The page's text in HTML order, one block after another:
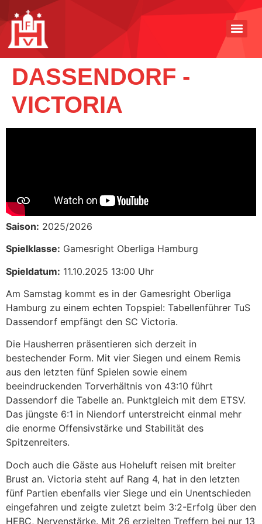
DASSENDORF -
VICTORIA
Saison: 2025/2026
Spielklasse: Gamesright Oberliga Hamburg
Spieldatum: 11.10.2025 13:00 Uhr
Am Samstag kommt es in der Gamesright Oberliga
Hamburg zu einem echten Topspiel: Tabellenführer TuS
Dassendorf empfängt den SC Victoria.
Die Hausherren präsentieren sich derzeit in
bestechender Form. Mit vier Siegen und einem Remis
aus den letzten fünf Spielen sowie einem
beeindruckenden Torverhältnis von 43:10 führt
Dassendorf die Tabelle an. Punktgleich mit dem ETSV.
Das jüngste 6:1 in Niendorf unterstreicht einmal mehr
die enorme Offensivstärke und Stabilität des
Spitzenreiters.
Doch auch die Gäste aus Hoheluft reisen mit breiter
Brust an. Victoria steht auf Rang 4, hat in den letzten
fünf Partien ebenfalls vier Siege und ein Unentschieden
eingefahren und zeigte zuletzt beim 3:2-Erfolg über den
HEBC, Nervenstärke. Mit 26 erzielten Treffern bei nur 13